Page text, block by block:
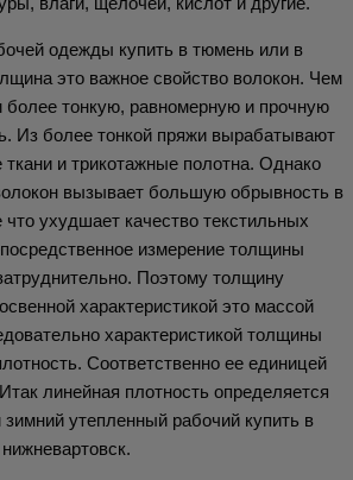
одежды купить в тюмень или в
это важное свойство волокон. Чем
более тонкую, равномерную и прочную
Из более тонкой пряжи вырабатывают
ткани и трикотажные полотна. Однако
вызывает большую обрывность в
ухудшает качество текстильных
измерение толщины
Поэтому толщину
характеристикой это массой
характеристикой толщины
Соответственно ее единицей
линейная плотность определяется
утепленный рабочий купить в